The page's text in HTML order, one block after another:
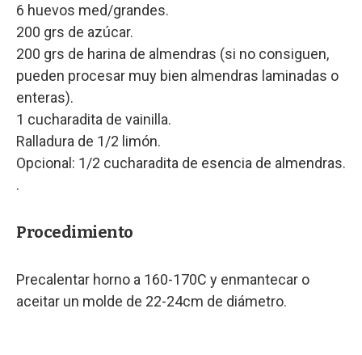
6 huevos med/grandes.
200 grs de azúcar.
200 grs de harina de almendras (si no consiguen,
pueden procesar muy bien almendras laminadas o
enteras).
1 cucharadita de vainilla.
Ralladura de 1/2 limón.
Opcional: 1/2 cucharadita de esencia de almendras.
.
Procedimiento
Precalentar horno a 160-170C y enmantecar o
aceitar un molde de 22-24cm de diámetro.